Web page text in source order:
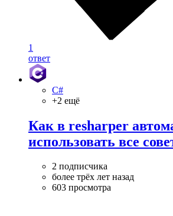
1
ответ
C#
+2 ещё
Как в resharper
использовать все
2 подписчика
более трёх лет назад
603 просмотра